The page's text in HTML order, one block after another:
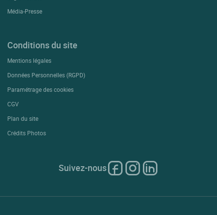
Média-Presse
Conditions du site
Mentions légales
Données Personnelles (RGPD)
Paramétrage des cookies
CGV
Plan du site
Crédits Photos
Suivez-nous